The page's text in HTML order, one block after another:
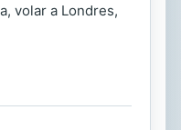
volar a Londres,